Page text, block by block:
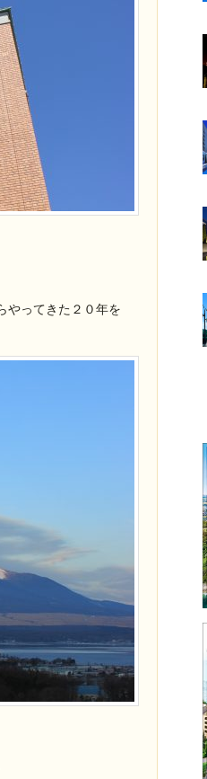
やってきた２０年を